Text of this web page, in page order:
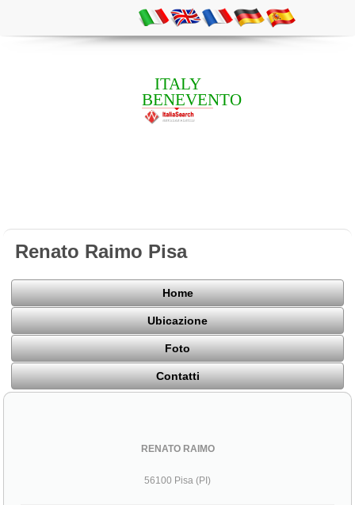
ITALY
BENEVENTO
Renato Raimo Pisa
Home
Ubicazione
Foto
Contatti
RENATO RAIMO
56100 Pisa (PI)